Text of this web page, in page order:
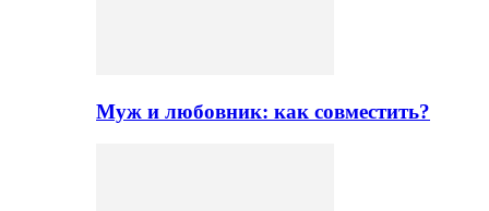
Муж и любовник: как совместить?